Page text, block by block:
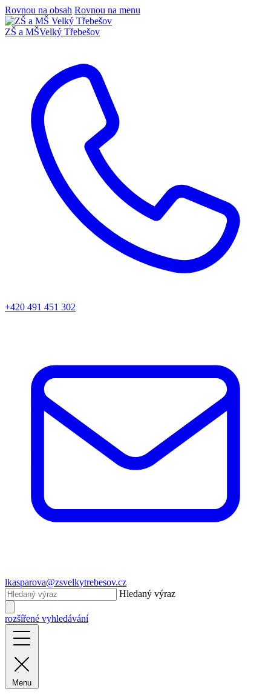
Rovnou na obsah Rovnou na menu
ZŠ a MŠVelký Třebešov
+420 491 451 302
lkasparova@zsvelkytrebesov.cz
Hledaný výraz
rozšířené vyhledávání
Menu